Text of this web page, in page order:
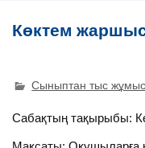
Көктем
Сыныптан тыс жұмыс
Сабақтың тақырыбы: